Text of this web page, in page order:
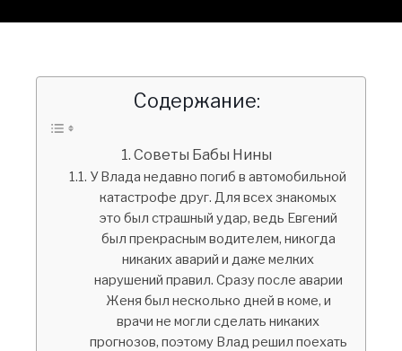
Содержание:
Советы Бабы Нины
У Влада недавно погиб в автомобильной
катастрофе друг. Для всех знакомых
это был страшный удар, ведь Евгений
был прекрасным водителем, никогда
никаких аварий и даже мелких
нарушений правил. Сразу после аварии
Женя был несколько дней в коме, и
врачи не могли сделать никаких
прогнозов, поэтому Влад решил поехать